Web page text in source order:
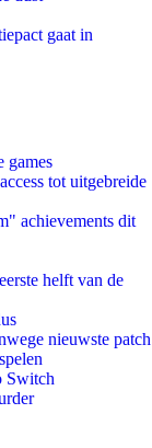
gaat in
games
tot uitgebreide
achievements dit
helft van de
nieuwste patch
Switch